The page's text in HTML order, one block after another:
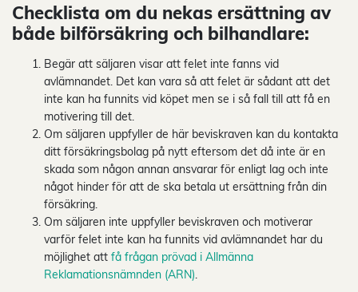
Checklista om du nekas ersättning av
både bilförsäkring och bilhandlare:
Begär att säljaren visar att felet inte fanns vid
avlämnandet. Det kan vara så att felet är sådant att det
inte kan ha funnits vid köpet men se i så fall till att få en
motivering till det.
Om säljaren uppfyller de här beviskraven kan du kontakta
ditt försäkringsbolag på nytt eftersom det då inte är en
skada som någon annan ansvarar för enligt lag och inte
något hinder för att de ska betala ut ersättning från din
försäkring.
Om säljaren inte uppfyller beviskraven och motiverar
varför felet inte kan ha funnits vid avlämnandet har du
möjlighet att få frågan prövad i Allmänna
Reklamationsnämnden (ARN).